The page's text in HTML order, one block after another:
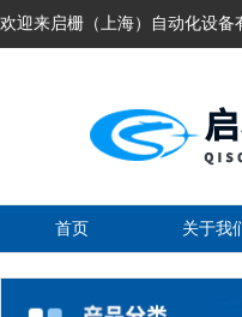
欢迎来启栅（上海）自动化设备
首页 关于我